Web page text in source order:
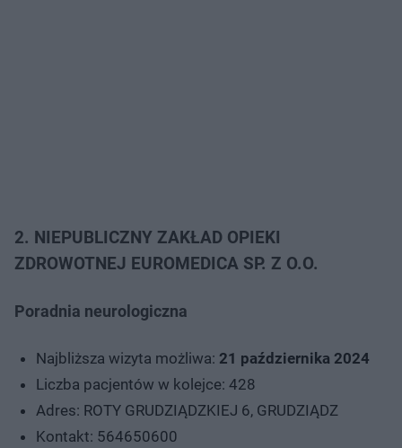
2. NIEPUBLICZNY ZAKŁAD OPIEKI
ZDROWOTNEJ EUROMEDICA SP. Z O.O.
Poradnia neurologiczna
Najbliższa wizyta możliwa: 21 października 2024
Liczba pacjentów w kolejce: 428
Adres: ROTY GRUDZIĄDZKIEJ 6, GRUDZIĄDZ
Kontakt: 564650600